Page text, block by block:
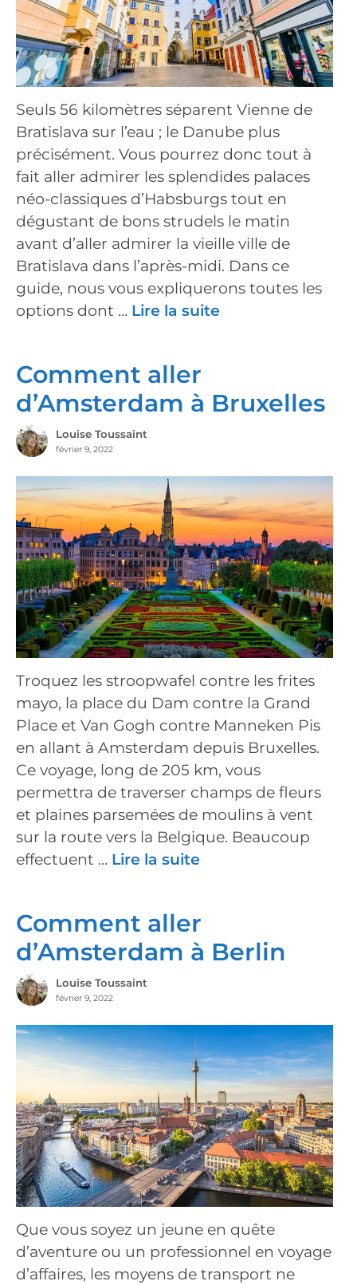
Seuls 56 kilomètres séparent Vienne de
Bratislava sur l’eau ; le Danube plus
précisément. Vous pourrez donc tout à
fait aller admirer les splendides palaces
néo-classiques d’Habsburgs tout en
dégustant de bons strudels le matin
avant d’aller admirer la vieille ville de
Bratislava dans l’après-midi. Dans ce
guide, nous vous expliquerons toutes les
options dont … Lire la suite
Comment aller
d’Amsterdam à Bruxelles
Louise Toussaint
février 9, 2022
Troquez les stroopwafel contre les frites
mayo, la place du Dam contre la Grand
Place et Van Gogh contre Manneken Pis
en allant à Amsterdam depuis Bruxelles.
Ce voyage, long de 205 km, vous
permettra de traverser champs de fleurs
et plaines parsemées de moulins à vent
sur la route vers la Belgique. Beaucoup
effectuent … Lire la suite
Comment aller
d’Amsterdam à Berlin
Louise Toussaint
février 9, 2022
Que vous soyez un jeune en quête
d’aventure ou un professionnel en voyage
d’affaires, les moyens de transport ne